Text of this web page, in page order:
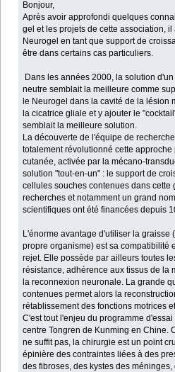
Bonjour,
Après avoir approfondi quelques
gel et les projets de cette association,
Neurogel en tant que support de
être dans certains cas particuliers.
Dans les années 2000, la solution
neutre semblait la meilleure comme
le Neurogel dans la cavité de la lésion
la cicatrice gliale et y ajouter le
semblait la meilleure solution.
La découverte de l'équipe de
totalement révolutionné cette
cutanée, activée par la mécano-
solution "tout-en-un" : le support de
cellules souches contenues dans cette
recherches et notamment un grand
scientifiques ont été financées depuis
L'énorme avantage d'utiliser la graisse
propre organisme) est sa compatibilité
rejet. Elle possède par ailleurs toutes
résistance, adhérence aux tissus de la
la reconnexion neuronale. La grande
contenues permet alors la
rétablissement des fonctions motrices
C'est tout l'enjeu du programme
centre Tongren de Kunming en Chine.
ne suffit pas, la chirurgie est un point
épinière des contraintes liées à des
des fibroses, des kystes des